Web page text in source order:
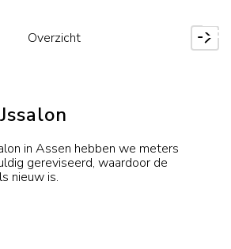
Overzicht
in Assen hebben we meters
gereviseerd, waardoor de
nieuw is.